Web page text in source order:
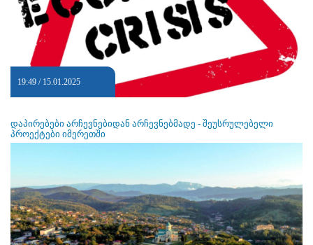
19:49 / 15.01.2025
დაპირებები არჩევნებიდან არჩევნებმადე - შეუსრულებელი
პროექტები იმერეთში